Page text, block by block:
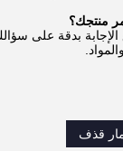
منتجك؟
الإجابة بدقة على
قذف